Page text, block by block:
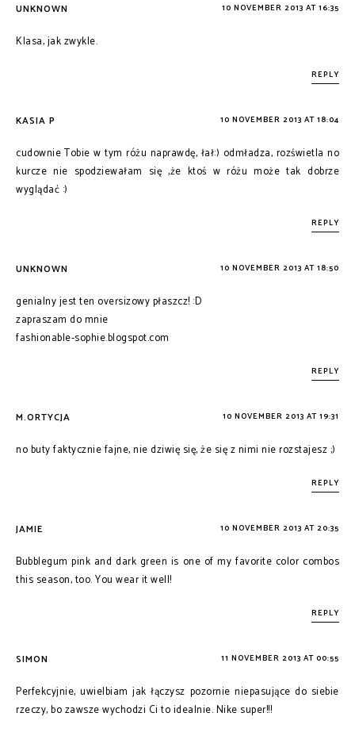
UNKNOWN 10 NOVEMBER 2013 AT 16:35
Klasa, jak zwykle.
REPLY
KASIA P 10 NOVEMBER 2013 AT 18:04
cudownie Tobie w tym różu naprawdę, łał:) odmładza, rozświetla no
kurcze nie spodziewałam się ,że ktoś w różu może tak dobrze
wyglądać :)
REPLY
UNKNOWN 10 NOVEMBER 2013 AT 18:50
genialny jest ten oversizowy płaszcz! :D
zapraszam do mnie
fashionable-sophie.blogspot.com
REPLY
M.ORTYCJA 10 NOVEMBER 2013 AT 19:31
no buty faktycznie fajne, nie dziwię się, że się z nimi nie rozstajesz ;)
REPLY
JAMIE 10 NOVEMBER 2013 AT 20:35
Bubblegum pink and dark green is one of my favorite color combos
this season, too. You wear it well!
REPLY
SIMON 11 NOVEMBER 2013 AT 00:55
Perfekcyjnie, uwielbiam jak łączysz pozornie niepasujące do siebie
rzeczy, bo zawsze wychodzi Ci to idealnie. Nike super!!!